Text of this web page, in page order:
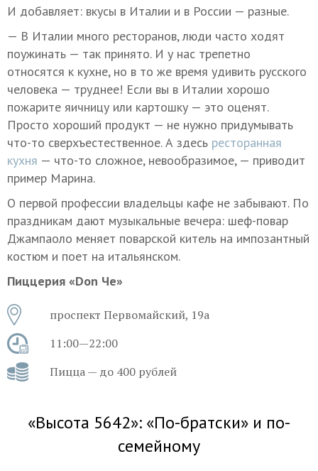
И добавляет: вкусы в Италии и в России — разные.
— В Италии много ресторанов, люди часто ходят
поужинать — так принято. И у нас трепетно
относятся к кухне, но в то же время удивить русского
человека — труднее! Если вы в Италии хорошо
пожарите яичницу или картошку — это оценят.
Просто хороший продукт — не нужно придумывать
что-то сверхъестественное. А здесь ресторанная
кухня — что-то сложное, невообразимое, — приводит
пример Марина.
О первой профессии владельцы кафе не забывают. По
праздникам дают музыкальные вечера: шеф-повар
Джампаоло меняет поварской китель на импозантный
костюм и поет на итальянском.
Пиццерия «Don Че»
проспект Первомайский, 19а
11:00—22:00
Пицца — до 400 рублей
«Высота 5642»: «По-братски» и по-
семейному